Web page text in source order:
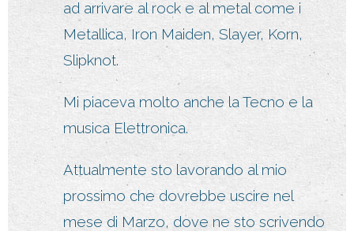
ad arrivare al rock e al metal come i
Metallica, Iron Maiden, Slayer, Korn,
Slipknot.
Mi piaceva molto anche la Tecno e la
musica Elettronica.
Attualmente sto lavorando al mio
prossimo che dovrebbe uscire nel
mese di Marzo, dove ne sto scrivendo